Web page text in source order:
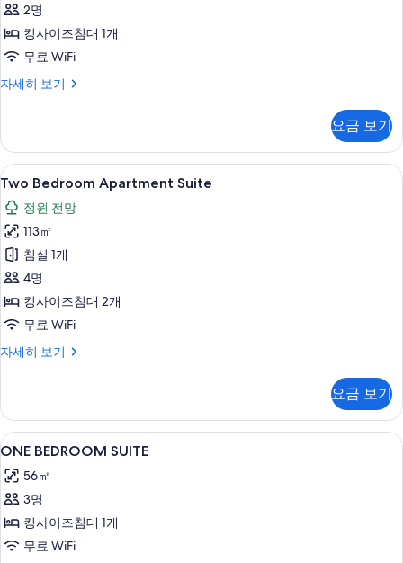
진
모
두
보
2명
킹사이즈침대 1개
무료 WiFi
자세히 보기
One
자
세
히
보
기
요금 보기
Two
Bedroom
Apartment
Suite
사
진
모
두
보
Two Bedroom Apartment Suite | 전
2
Two Bedroom Apartment Suite
정원 전망
113㎡
침실 1개
4명
킹사이즈침대 2개
무료 WiFi
자세히 보기
Two
자
세
히
기
요금 보기
ONE
BEDROOM
SUITE
사
진
모
6
ONE BEDROOM SUITE
56㎡
3명
킹사이즈침대 1개
무료 WiFi